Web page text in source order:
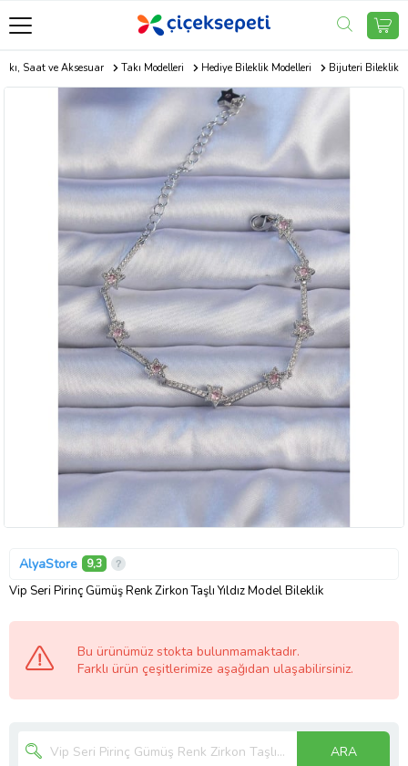
Saat ve Aksesuar Takı Modelleri Hediye Bileklik Modelleri Bijuteri Bileklik
AlyaStore 9,3
Vip Seri Pirinç Gümüş Renk Zirkon Taşlı Yıldız Model Bileklik
Bu ürünümüz stokta bulunmamaktadır.
Farklı ürün çeşitlerimize aşağıdan ulaşabilirsiniz.
ARA